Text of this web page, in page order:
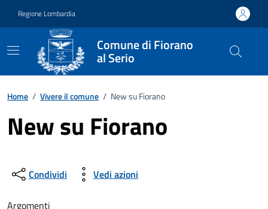
Regione Lombardia
Comune di Fiorano
al Serio
Home / Vivere il comune / New su Fiorano
New su Fiorano
Condividi Vedi azioni
Argomenti